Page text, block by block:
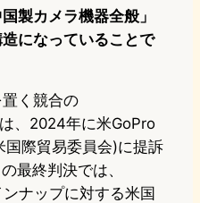
製カメラ機器全般」
になっていることで
く競合の
、2024年に米GoPro
国際貿易委員会)に提訴
最終判決では、
ナップに対する米国